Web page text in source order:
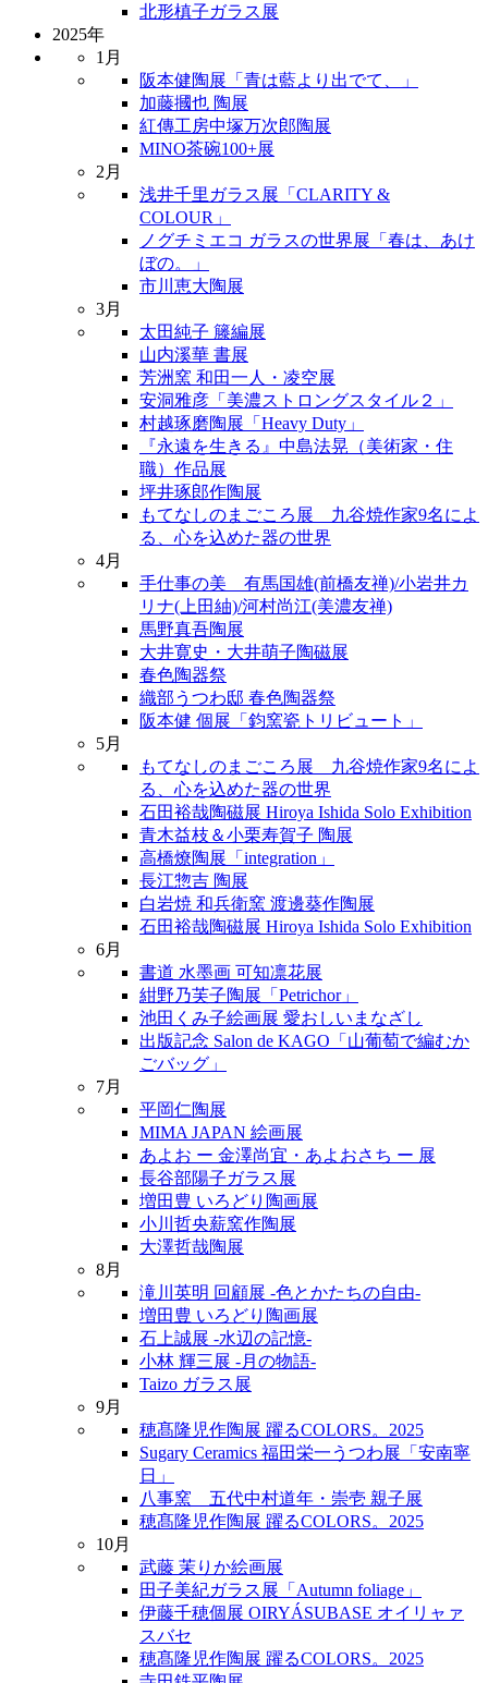
北形槙子ガラス展
2025年
1月
阪本健陶展「青は藍より出でて、」
加藤摑也 陶展
紅傳工房中塚万次郎陶展
MINO茶碗100+展
2月
浅井千里ガラス展「CLARITY &
COLOUR」
ノグチミエコ ガラスの世界展「春は、あけ
ぼの。」
市川恵大陶展
3月
太田純子 籐編展
山内溪華 書展
芳洲窯 和田一人・凌空展
安洞雅彦「美濃ストロングスタイル２」
村越琢磨陶展「Heavy Duty」
『永遠を生きる』中島法晃（美術家・住
職）作品展
坪井琢郎作陶展
もてなしのまごころ展 九谷焼作家9名によ
る、心を込めた器の世界
4月
手仕事の美 有馬国雄(前橋友禅)/小岩井カ
リナ(上田紬)/河村尚江(美濃友禅)
馬野真吾陶展
大井寛史・大井萌子陶磁展
春色陶器祭
織部うつわ邸 春色陶器祭
阪本健 個展「鈞窯瓷トリビュート」
5月
もてなしのまごころ展 九谷焼作家9名によ
る、心を込めた器の世界
石田裕哉陶磁展 Hiroya Ishida Solo Exhibition
青木益枝＆小栗寿賀子 陶展
高橋燎陶展「integration」
長江惣吉 陶展
白岩焼 和兵衛窯 渡邊葵作陶展
石田裕哉陶磁展 Hiroya Ishida Solo Exhibition
6月
書道 水墨画 可知凛花展
紺野乃芙子陶展「Petrichor」
池田くみ子絵画展 愛おしいまなざし
出版記念 Salon de KAGO「山葡萄で編むか
ごバッグ」
7月
平岡仁陶展
MIMA JAPAN 絵画展
あよお ー 金澤尚宜・あよおさち ー 展
長谷部陽子ガラス展
増田豊 いろどり陶画展
小川哲央薪窯作陶展
大澤哲哉陶展
8月
滝川英明 回顧展 -色とかたちの自由-
増田豊 いろどり陶画展
石上誠展 -水辺の記憶-
小林 輝三展 -月の物語-
Taizo ガラス展
9月
穂髙隆児作陶展 躍るCOLORS。2025
Sugary Ceramics 福田栄一うつわ展「安南寧
日」
八事窯 五代中村道年・崇壱 親子展
穂髙隆児作陶展 躍るCOLORS。2025
10月
武藤 茉りか絵画展
田子美紀ガラス展「Autumn foliage」
伊藤千穂個展 OIRYÁSUBASE オイリャァ
スバセ
穂髙隆児作陶展 躍るCOLORS。2025